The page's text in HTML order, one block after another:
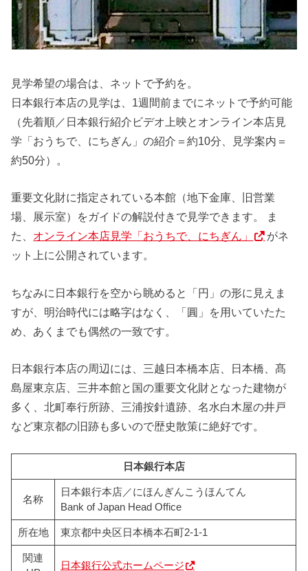
見学希望の場合は、ネットで予約を。
日本銀行本店の見学は、1週間前までにネットで予約可能
（先着順／日本銀行紹介ビデオ上映とオンライン本店見
学「おうちで、にちぎん」の紹介＝約10分、見学案内＝
約50分）。
重要文化財に指定されている本館（地下金庫、旧営業
場、展示室）をガイドの解説付きで見学できます。 ま
た、 オンライン本店見学「おうちで、にちぎん」
がネ
ット上に公開されています。
ちなみに日本銀行を空から眺めると「円」の形に見えま
すが、明治時代には略字はなく、「圓」を用いていたた
め、あくまでも偶然の一致です。
日本銀行本店の周辺には、三越日本橋本店、日本橋、髙
島屋東京店、三井本館と国の重要文化財となった建物が
多く、北町奉行所跡、三浦按針遺跡、名水白木屋の井戸
など東京都の旧跡も多いので歴史散策に絶好です。
日本銀行本店
名称
日本銀行本店／にほんぎんこうほんてん
Bank of Japan Head Office
所在地 東京都中央区日本橋本石町2-1-1
関連
日本銀行公式ホームページ